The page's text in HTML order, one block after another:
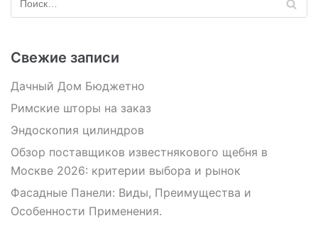
Свежие записи
Дачный Дом Бюджетно
Римские шторы на заказ
Эндоскопия цилиндров
Обзор поставщиков известнякового щебня в
Москве 2026: критерии выбора и рынок
Фасадные Панели: Виды, Преимущества и
Особенности Применения.